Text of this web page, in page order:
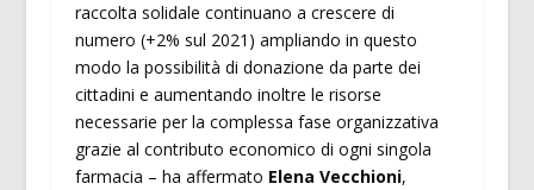
raccolta solidale continuano a crescere di
numero (+2% sul 2021) ampliando in questo
modo la possibilità di donazione da parte dei
cittadini e aumentando inoltre le risorse
necessarie per la complessa fase organizzativa
grazie al contributo economico di ogni singola
farmacia – ha affermato Elena Vecchioni,